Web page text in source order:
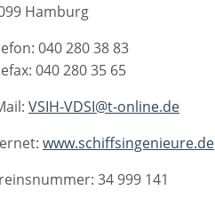
Hamburg
040 280 38 83
040 280 35 65
VSIH-VDSI@t-online.de
www.schiffsingenieure.de
34 999 141